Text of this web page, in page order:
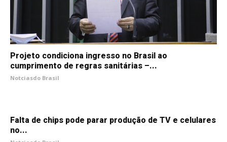
Projeto condiciona ingresso no Brasil ao
cumprimento de regras sanitárias –...
Notciasdo Brasil
Falta de chips pode parar produção de TV e celulares
no...